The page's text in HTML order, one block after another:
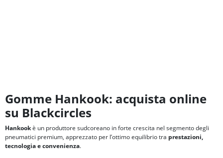
Gomme Hankook: acquista online
su Blackcircles
Hankookè un produttore sudcoreano in forte crescita nel segmento degli
pneumatici premium, apprezzato per l’ottimo equilibrio tra prestazioni,
tecnologia e convenienza.